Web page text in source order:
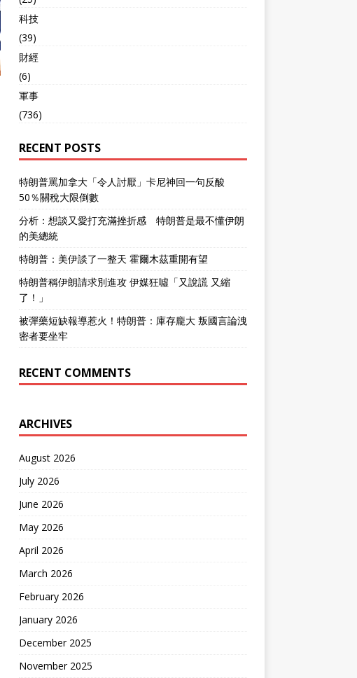
科技
(39)
財經
(6)
軍事
(736)
RECENT POSTS
特朗普罵加拿大「令人討厭」卡尼神回一句反酸
50％關稅大限倒數
分析：想談又愛打充滿挫折感 特朗普是最不懂伊朗
的美總統
特朗普：美伊談了一整天 霍爾木茲重開有望
特朗普稱伊朗請求別進攻 伊媒狂噓「又說謊 又縮
了！」
被彈藥短缺報導惹火！特朗普：庫存龐大 叛國言論洩
密者要坐牢
RECENT COMMENTS
ARCHIVES
August 2026
July 2026
June 2026
May 2026
April 2026
March 2026
February 2026
January 2026
December 2025
November 2025